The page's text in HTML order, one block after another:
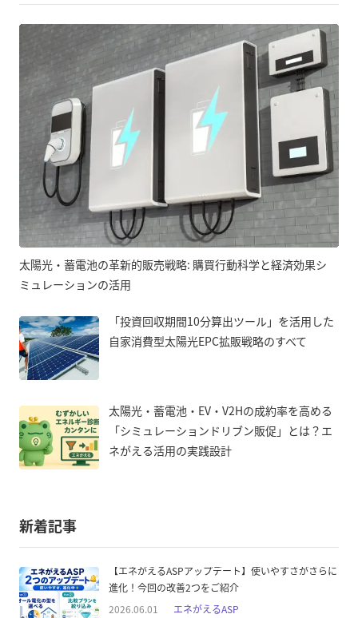
太陽光・蓄電池の革新的販売戦略: 購買行動科学と経済効果シ
ミュレーションの活用
「投資回収期間10分算出ツール」を活用した
自家消費型太陽光EPC拡販戦略のすべて
太陽光・蓄電池・EV・V2Hの成約率を高める
「シミュレーションドリブン販促」とは？エ
ネがえる活用の実践設計
新着記事
【エネがえるASPアップデート】使いやすさがさらに
進化！今回の改善2つをご紹介
2026.06.01
エネがえるASP